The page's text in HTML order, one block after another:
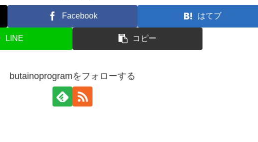
Facebook はてブ
LINE コピー
butainoprogramをフォローする